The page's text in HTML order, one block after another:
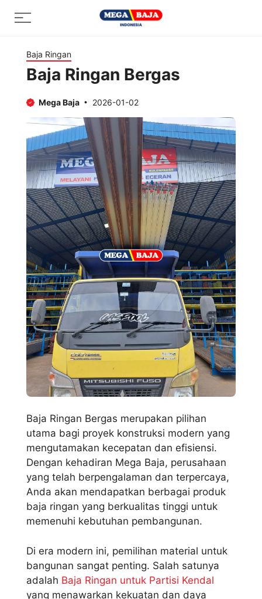
Menu
Baja Ringan
Baja Ringan Bergas
Mega Baja 2026-01-02
Baja Ringan Bergas merupakan pilihan
utama bagi proyek konstruksi modern yang
mengutamakan kecepatan dan efisiensi.
Dengan kehadiran Mega Baja, perusahaan
yang telah berpengalaman dan terpercaya,
Anda akan mendapatkan berbagai produk
baja ringan yang berkualitas tinggi untuk
memenuhi kebutuhan pembangunan.
Di era modern ini, pemilihan material untuk
bangunan sangat penting. Salah satunya
adalah Baja Ringan untuk Partisi Kendal
yang menawarkan kekuatan dan daya